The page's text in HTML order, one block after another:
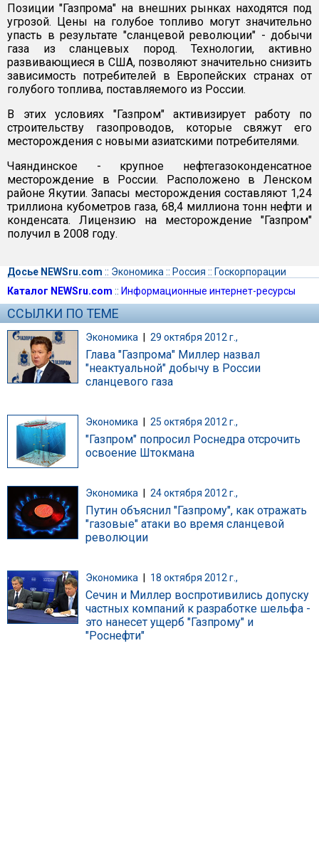
Позиции "Газпрома" на внешних рынках находятся под
угрозой. Цены на голубое топливо могут значительно
упасть в результате "сланцевой революции" - добычи
газа из сланцевых пород. Технологии, активно
развивающиеся в США, позволяют значительно снизить
зависимость потребителей в Европейских странах от
голубого топлива, поставляемого из России.
В этих условиях "Газпром" активизирует работу по
строительству газопроводов, которые свяжут его
месторождения с новыми азиатскими потребителями.
Чаяндинское - крупное нефтегазоконденсатное
месторождение в России. Расположено в Ленском
районе Якутии. Запасы месторождения составляют 1,24
триллиона кубометров газа, 68,4 миллиона тонн нефти и
конденсата. Лицензию на месторождение "Газпром"
получил в 2008 году.
Досье NEWSru.com :: Экономика :: Россия :: Госкорпорации
Каталог NEWSru.com :: Информационные интернет-ресурсы
ССЫЛКИ ПО ТЕМЕ
Экономика | 29 октября 2012 г.,
Глава "Газпрома" Миллер назвал
"неактуальной" добычу в России
сланцевого газа
Экономика 25 октября 2012 г.,
"Газпром" попросил Роснедра отсрочить
освоение Штокмана
Экономика 24 октября 2012 г.,
Путин объяснил "Газпрому", как отражать
"газовые" атаки во время сланцевой
революции
Экономика 18 октября 2012 г.,
Сечин и Миллер воспротивились допуску
частных компаний к разработке шельфа -
это нанесет ущерб "Газпрому" и
"Роснефти"